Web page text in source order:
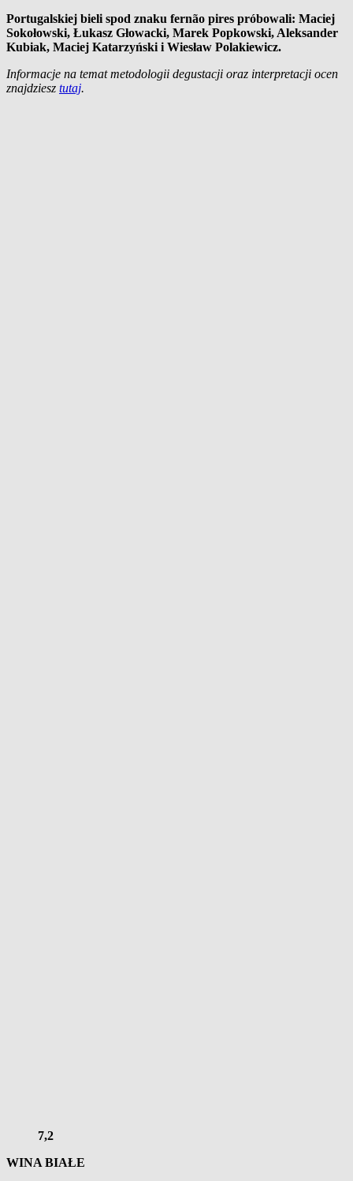
Portugalskiej bieli spod znaku fernão pires próbowali: Maciej
Sokołowski, Łukasz Głowacki, Marek Popkowski, Aleksander
Kubiak, Maciej Katarzyński i Wiesław Polakiewicz.
Informacje na temat metodologii degustacji oraz interpretacji ocen
znajdziesz tutaj.
7,2
WINA BIAŁE